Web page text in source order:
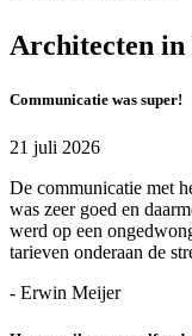
Architecten
Communicatie was super!
21 juli 2026
De communicatie met
was zeer goed en
werd op een
tarieven onderaan de
- Erwin Meijer